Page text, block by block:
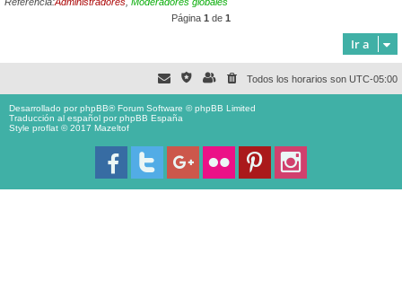
Página 1 de 1
Ir a
Todos los horarios son UTC-05:00
Desarrollado porphpBB® Forum Software © phpBB Limited
Traducción al español porphpBB España
Style proflat © 2017 Mazeltof